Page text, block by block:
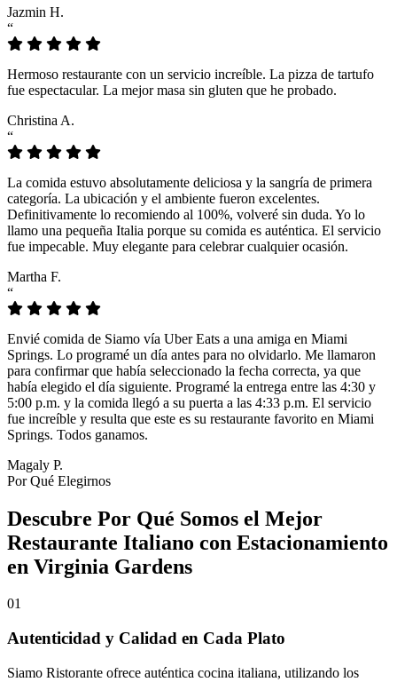
Jazmin H.
“
Hermoso restaurante con un servicio increíble. La pizza de tartufo
fue espectacular. La mejor masa sin gluten que he probado.
Christina A.
“
La comida estuvo absolutamente deliciosa y la sangría de primera
categoría. La ubicación y el ambiente fueron excelentes.
Definitivamente lo recomiendo al 100%, volveré sin duda. Yo lo
llamo una pequeña Italia porque su comida es auténtica. El servicio
fue impecable. Muy elegante para celebrar cualquier ocasión.
Martha F.
“
Envié comida de Siamo vía Uber Eats a una amiga en Miami
Springs. Lo programé un día antes para no olvidarlo. Me llamaron
para confirmar que había seleccionado la fecha correcta, ya que
había elegido el día siguiente. Programé la entrega entre las 4:30 y
5:00 p.m. y la comida llegó a su puerta a las 4:33 p.m. El servicio
fue increíble y resulta que este es su restaurante favorito en Miami
Springs. Todos ganamos.
Magaly P.
Por Qué Elegirnos
Descubre Por Qué Somos el Mejor
Restaurante Italiano con Estacionamiento
en Virginia Gardens
01
Autenticidad y Calidad en Cada Plato
Siamo Ristorante ofrece auténtica cocina italiana, utilizando los